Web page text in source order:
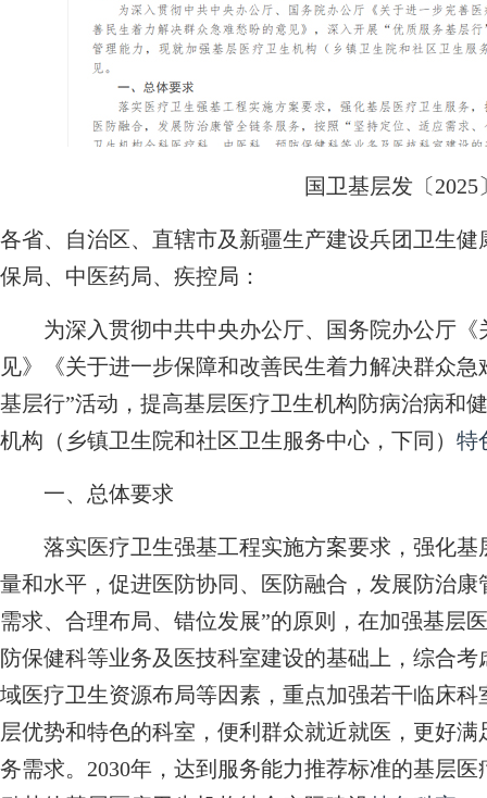
国卫基层发〔2025
各省、自治区、直辖市及新疆生产建设兵团卫生
保局、中医药局、疾控局：
为深入贯彻中共中央办公厅、国务院办公厅《
见》《关于进一步保障和改善民生着力解决群众
基层行”活动，提高基层医疗卫生机构防病治病和
机构（乡镇卫生院和社区卫生服务中心，下同） 特
一、总体要求
落实医疗卫生强基工程实施方案要求，强化基
量和水平，促进医防协同、医防融合，发展防治
需求、合理布局、错位发展”的原则，在加强基层
防保健科等业务及医技科室建设的基础上，综合
域医疗卫生资源布局等因素，重点加强若干临床
层优势和特色的科室，便利群众就近就医，更好
务需求。2030年，达到服务能力推荐标准的基层